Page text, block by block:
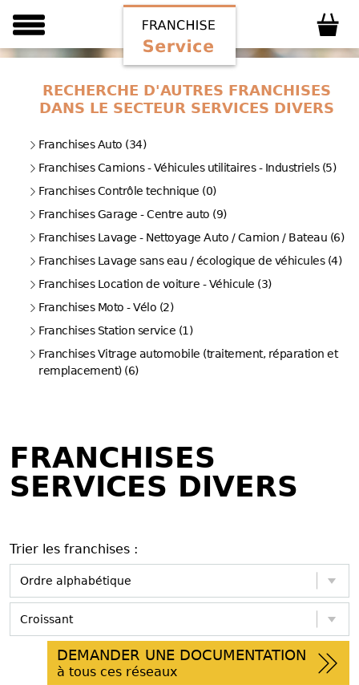
RECHERCHE D'AUTRES FRANCHISES
DANS LE SECTEUR SERVICES DIVERS
Franchises Auto (34)
Franchises Camions - Véhicules utilitaires - Industriels (5)
Franchises Contrôle technique (0)
Franchises Garage - Centre auto (9)
Franchises Lavage - Nettoyage Auto / Camion / Bateau (6)
Franchises Lavage sans eau / écologique de véhicules (4)
Franchises Location de voiture - Véhicule (3)
Franchises Moto - Vélo (2)
Franchises Station service (1)
Franchises Vitrage automobile (traitement, réparation et
remplacement) (6)
FRANCHISES
SERVICES DIVERS
Trier les franchises :
DEMANDER UNE DOCUMENTATION
à tous ces réseaux